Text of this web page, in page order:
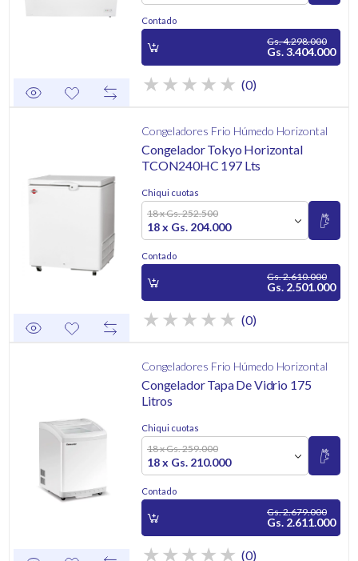
Contado
Gs. 4.298.000
Gs. 3.404.000
(0)
Congeladores Frio Húmedo Horizontal
Congelador Tokyo Horizontal
TCON240HC 197 Lts
Chiqui cuotas
18 x Gs. 252.500
18 x Gs. 204.000
Contado
Gs. 2.610.000
Gs. 2.501.000
(0)
Congeladores Frio Húmedo Horizontal
Congelador Tapa De Vidrio 175
Litros
Chiqui cuotas
18 x Gs. 259.000
18 x Gs. 210.000
Contado
Gs. 2.679.000
Gs. 2.611.000
(0)